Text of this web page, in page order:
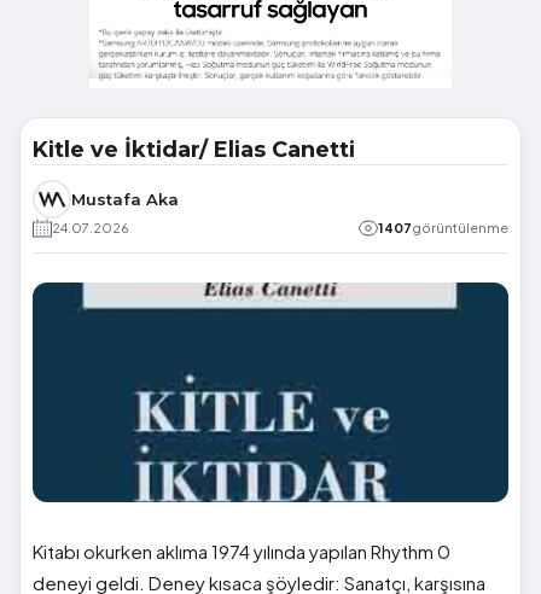
Kitle ve İktidar/ Elias Canetti
Mustafa Aka
24.07.2026 1407görüntülenme
Kitabı okurken aklıma 1974 yılında yapılan Rhythm 0
deneyi geldi. Deney kısaca şöyledir: Sanatçı, karşısına